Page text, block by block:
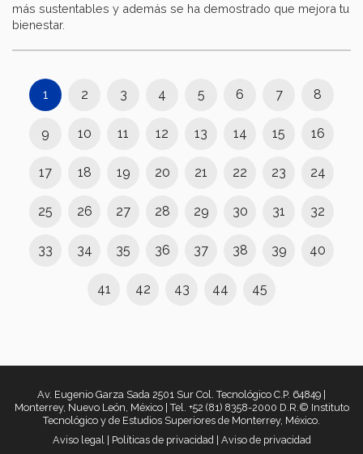
más sustentables y además se ha demostrado que mejora tu
bienestar.
1 2 3 4 5 6 7 8
9 10 11 12 13 14 15 16
17 18 19 20 21 22 23 24
25 26 27 28 29 30 31 32
33 34 35 36 37 38 39 40
41 42 43 44 45
Av. Eugenio Garza Sada 2501 Sur Col. Tecnológico C.P. 64849 |
Monterrey, Nuevo León, México | Tel. +52 (81) 8358-2000 D.R.© Instituto
Tecnológico y de Estudios Superiores de Monterrey, México.
Aviso legal | Políticas de privacidad | Aviso de privacidad